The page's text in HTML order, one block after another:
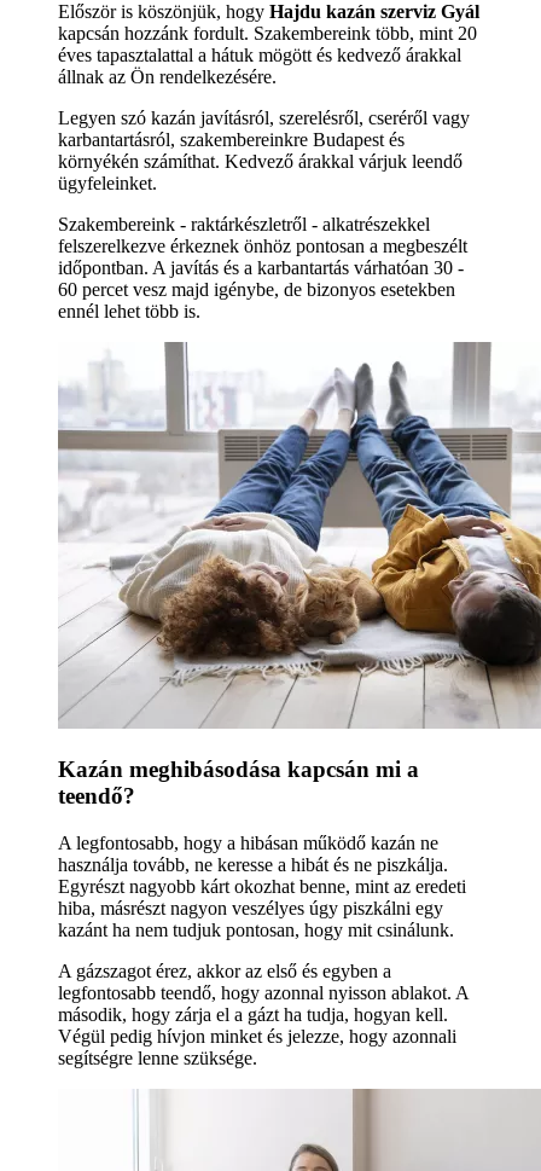
Először is köszönjük, hogy Hajdu kazán szerviz Gyál
kapcsán hozzánk fordult. Szakembereink több, mint 20
éves tapasztalattal a hátuk mögött és kedvező árakkal
állnak az Ön rendelkezésére.
Legyen szó kazán javításról, szerelésről, cseréről vagy
karbantartásról, szakembereinkre Budapest és
környékén számíthat. Kedvező árakkal várjuk leendő
ügyfeleinket.
Szakembereink - raktárkészletről - alkatrészekkel
felszerelkezve érkeznek önhöz pontosan a megbeszélt
időpontban. A javítás és a karbantartás várhatóan 30 -
60 percet vesz majd igénybe, de bizonyos esetekben
ennél lehet több is.
Kazán meghibásodása kapcsán mi a
teendő?
A legfontosabb, hogy a hibásan működő kazán ne
használja tovább, ne keresse a hibát és ne piszkálja.
Egyrészt nagyobb kárt okozhat benne, mint az eredeti
hiba, másrészt nagyon veszélyes úgy piszkálni egy
kazánt ha nem tudjuk pontosan, hogy mit csinálunk.
A gázszagot érez, akkor az első és egyben a
legfontosabb teendő, hogy azonnal nyisson ablakot. A
második, hogy zárja el a gázt ha tudja, hogyan kell.
Végül pedig hívjon minket és jelezze, hogy azonnali
segítségre lenne szüksége.